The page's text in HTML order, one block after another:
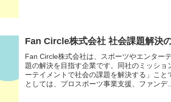
Fan Circle株式会社 社会課題解決
Fan Circle株式会社は、スポーツやエンター
題の解決を目指す企業です。同社のミッショ
ーテイメントで社会の課題を解決する」こと
としては、プロスポーツ事業支援、ファンデ...